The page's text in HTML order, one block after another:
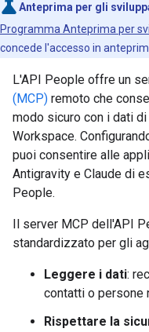
Anteprima per gli
Programma Anteprima per
concede l'accesso in
L'API People offre un
(MCP) remoto che
modo sicuro con i dati
Workspace.
puoi consentire alle
Antigravity e Claude di
People.
Il server MCP dell'API
standardizzato per gli
Leggere i dati:
contatti o persone
Rispettare la